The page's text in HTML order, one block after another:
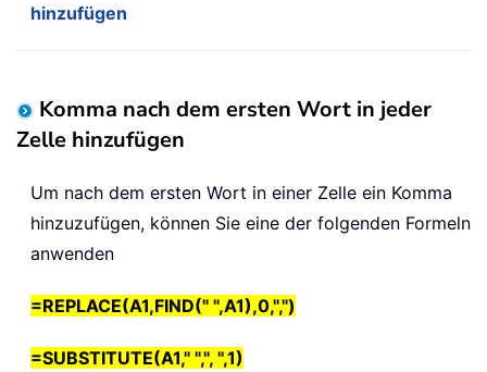
hinzufügen
Komma nach dem ersten Wort in jeder
Zelle hinzufügen
Um nach dem ersten Wort in einer Zelle ein Komma
hinzuzufügen, können Sie eine der folgenden Formeln
anwenden
=REPLACE(A1,FIND(" ",A1),0,",")
=SUBSTITUTE(A1," ",", ",1)